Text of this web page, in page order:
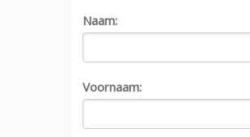
Naam:
Voornaam: